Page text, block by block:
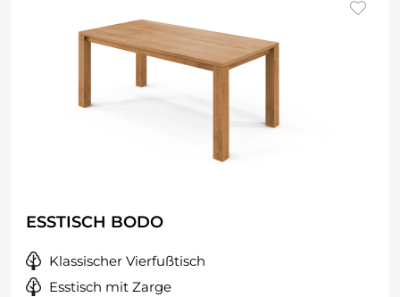
ESSTISCH BODO
Klassischer Vierfußtisch
Esstisch mit Zarge